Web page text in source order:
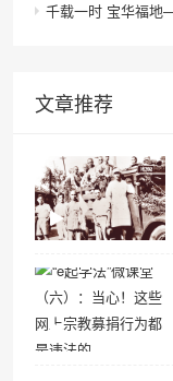
文章推荐